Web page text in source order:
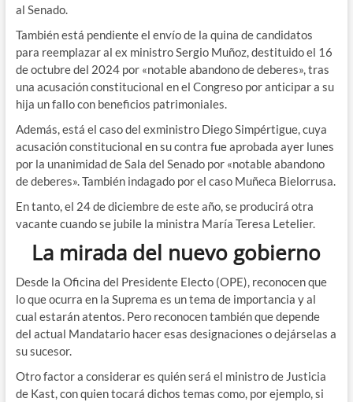
al Senado.
También está pendiente el envío de la quina de candidatos
para reemplazar al ex ministro Sergio Muñoz, destituido el 16
de octubre del 2024 por «notable abandono de deberes», tras
una acusación constitucional en el Congreso por anticipar a su
hija un fallo con beneficios patrimoniales.
Además, está el caso del exministro Diego Simpértigue, cuya
acusación constitucional en su contra fue aprobada ayer lunes
por la unanimidad de Sala del Senado por «notable abandono
de deberes». También indagado por el caso Muñeca Bielorrusa.
En tanto, el 24 de diciembre de este año, se producirá otra
vacante cuando se jubile la ministra María Teresa Letelier.
La mirada del nuevo gobierno
Desde la Oficina del Presidente Electo (OPE), reconocen que
lo que ocurra en la Suprema es un tema de importancia y al
cual estarán atentos. Pero reconocen también que depende
del actual Mandatario hacer esas designaciones o dejárselas a
su sucesor.
Otro factor a considerar es quién será el ministro de Justicia
de Kast, con quien tocará dichos temas como, por ejemplo, si